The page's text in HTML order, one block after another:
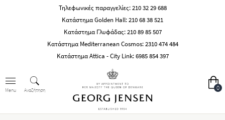
Τηλεφωνικές παραγγελίες:210 32 29 688
Κατάστημα Golden Hall:210 68 38 521
Κατάστημα Γλυφάδας:210 89 85 507
Κατάστημα Mediterranean Cosmos:2310 474 484
Κατάστημα Attica - City Link:6985 854 397
Menu Αναζήτηση 0